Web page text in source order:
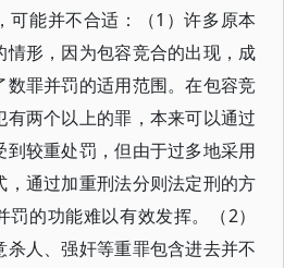
可能并不合适：（1）许多原本
情形，因为包容竞合的出现，成
数罪并罚的适用范围。在包容竞
两个以上的罪，本来可以通过
较重处罚，但由于过多地采用
，通过加重刑法分则法定刑的方
的功能难以有效发挥。（2）
人、强奸等重罪包含进去并不